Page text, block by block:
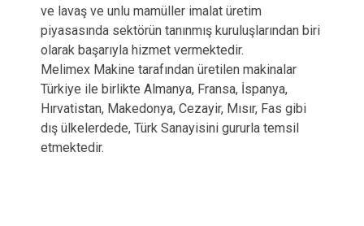
ve lavaş ve unlu mamüller imalat üretim
piyasasında sektörün tanınmış kuruluşlarından biri
olarak başarıyla hizmet vermektedir.
Melimex Makine tarafından üretilen makinalar
Türkiye ile birlikte Almanya, Fransa, İspanya,
Hırvatistan, Makedonya, Cezayir, Mısır, Fas gibi
dış ülkelerdede, Türk Sanayisini gururla temsil
etmektedir.